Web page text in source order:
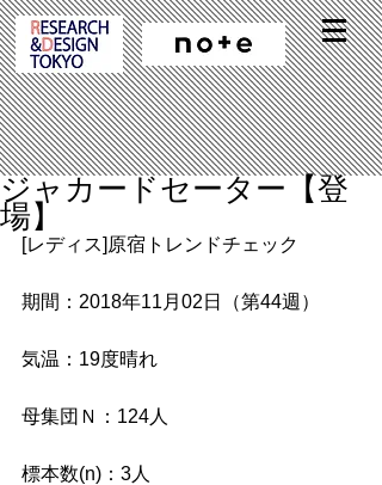
ジャカードセーター【登
場】
[レディス]原宿トレンドチェック
期間：2018年11月02日（第44週）
気温：19度晴れ
母集団Ｎ：124人
標本数(n)：3人